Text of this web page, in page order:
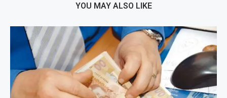
YOU MAY ALSO LIKE